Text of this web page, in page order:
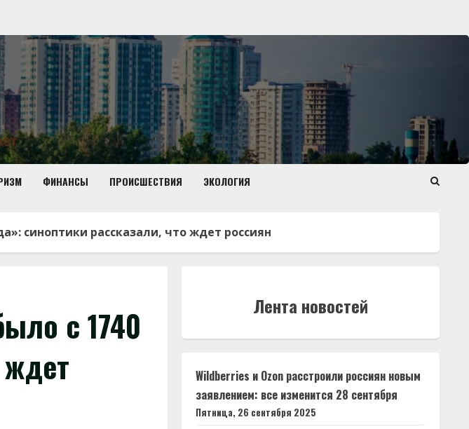
ФИНАНСЫ ПРОИСШЕСТВИЯ ЭКОЛОГИЯ
синоптики рассказали, что ждет россиян
с 1740
ждет
Лента новостей
Wildberries и Ozon расстроили россиян новым
заявлением: все изменится 28 сентября
Пятница, 26 сентября 2025